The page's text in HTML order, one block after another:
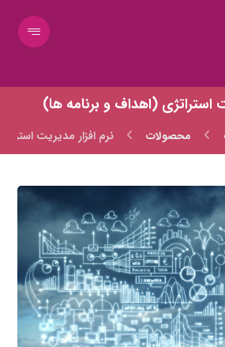
استراتژی (اهداف و برنامه ها)
محصولات نرم افزار مدیریت